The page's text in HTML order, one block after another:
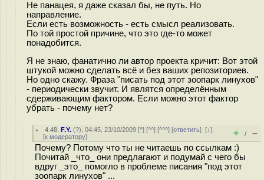
Не панацея, я даже сказал бы, не путь. Но
направление.
Если есть возможность - есть смысл реализовать.
По той простой причине, что это где-то может
понадобится.
Я не знаю, фанатично ли автор проекта кричит: Вот этой
штукой можно сделать всё и без ваших репозиториев.
Но одно скажу. Фраза "писать под этот зоопарк линухов"
- периодически звучит. И являтся определённым
сдерживающим фактором. Если можно этот фактор
убрать - почему нет?
4.48 ,F.Y. (?), 04:45, 23/10/2009 [^] [^^] [^^^] [ответить][↓]
[к модератору] + / –
Почему? Потому что ты не читаешь по ссылкам :)
Почитай _что_ они предлагают и подумай с чего бы
вдруг _это_ помогло в проблеме писания "под этот
зоопарк линухов" ...